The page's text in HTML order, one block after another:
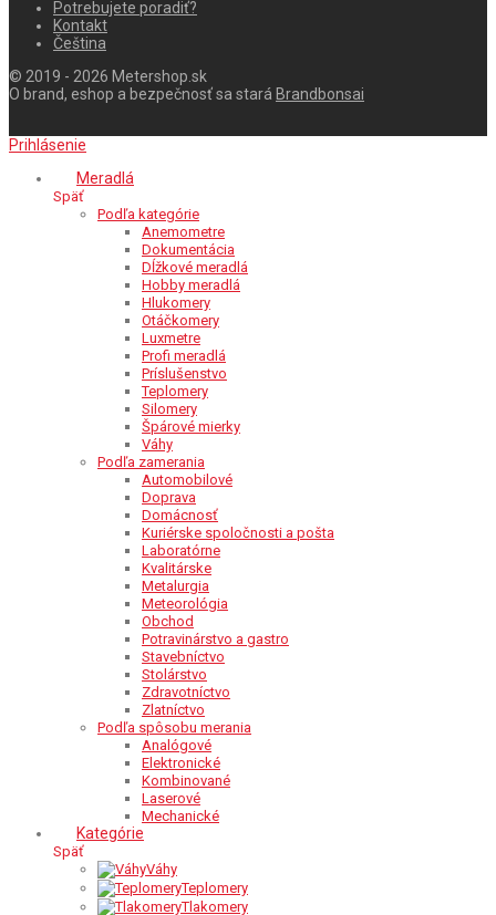
Potrebujete poradiť?
Kontakt
Čeština
© 2019 - 2026 Metershop.sk
O brand, eshop a bezpečnosť sa stará Brandbonsai
Prihlásenie
Meradlá
Späť
Podľa kategórie
Anemometre
Dokumentácia
Dĺžkové meradlá
Hobby meradlá
Hlukomery
Otáčkomery
Luxmetre
Profi meradlá
Príslušenstvo
Teplomery
Silomery
Špárové mierky
Váhy
Podľa zamerania
Automobilové
Doprava
Domácnosť
Kuriérske spoločnosti a pošta
Laboratórne
Kvalitárske
Metalurgia
Meteorológia
Obchod
Potravinárstvo a gastro
Stavebníctvo
Stolárstvo
Zdravotníctvo
Zlatníctvo
Podľa spôsobu merania
Analógové
Elektronické
Kombinované
Laserové
Mechanické
Kategórie
Späť
Váhy
Teplomery
Tlakomery